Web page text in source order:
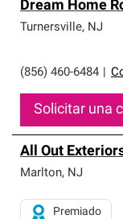
Corning
exclusiva y
sistemas de
Dream Home
Turnersville, NJ
(856) 460-6484
Solicitar una
All Out
Marlton, NJ
Premiado